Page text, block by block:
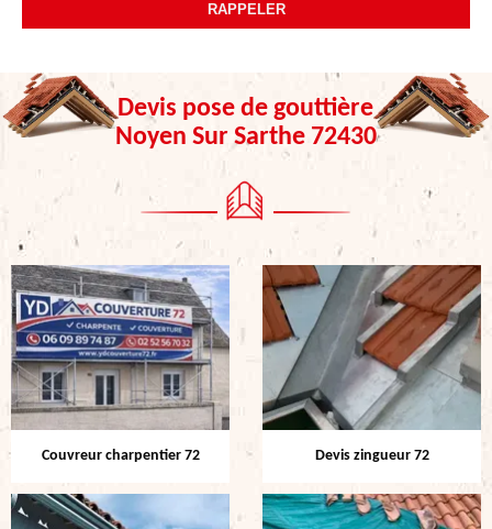
Devis pose de gouttière
Noyen Sur Sarthe 72430
Couvreur charpentier 72 Devis zingueur 72